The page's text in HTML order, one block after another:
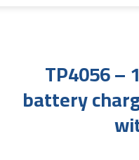
TP4056 –
battery